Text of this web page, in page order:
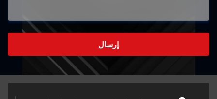
إرسال